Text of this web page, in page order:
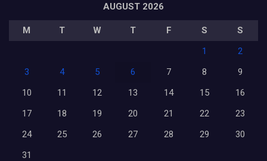
AUGUST 2026
M T W T F S
S
1
2
3
4 5 6 7 8
9
10
11 12 13 14 15
16
17
18 19 20 21 22
23
24
25 26 27 28 29
30
31